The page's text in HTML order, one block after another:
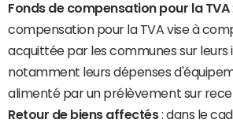
Fonds de compensation pour la TVA
compensation pour la TVA vise à
acquittée par les communes sur leurs
notamment leurs dépenses
alimenté par un prélèvement sur
Retour de biens affectés: dans le